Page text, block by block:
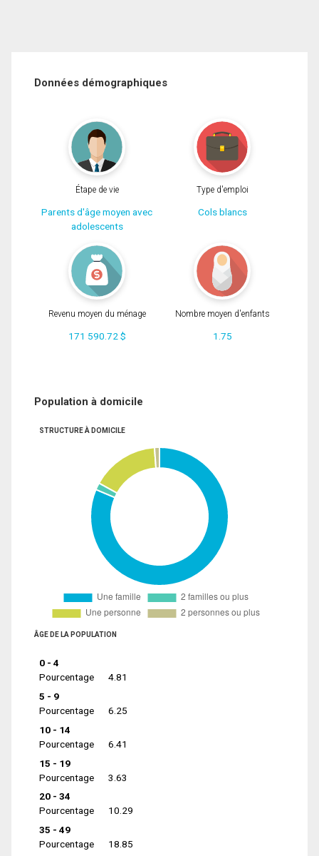
Données démographiques
Étape de vie
Parents d'âge moyen avec
adolescents
Type d'emploi
Cols blancs
Revenu moyen du ménage
171 590.72 $
Nombre moyen d'enfants
1.75
Population à domicile
STRUCTURE À DOMICILE
ÂGE DE LA POPULATION
0 - 4
Pourcentage
4.81
5 - 9
Pourcentage
6.25
10 - 14
Pourcentage
6.41
15 - 19
Pourcentage
3.63
20 - 34
Pourcentage
10.29
35 - 49
Pourcentage
18.85